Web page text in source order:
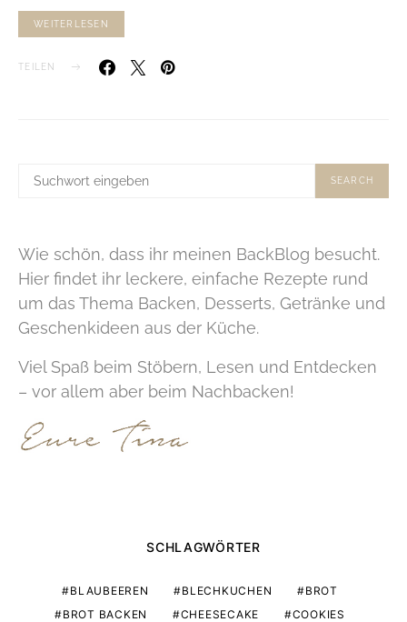
WEITERLESEN
TEILEN
SUCHE
SEARCH
Wie schön, dass ihr meinen BackBlog besucht.
Hier findet ihr leckere, einfache Rezepte rund
um das Thema Backen, Desserts, Getränke und
Geschenkideen aus der Küche.
Viel Spaß beim Stöbern, Lesen und Entdecken
– vor allem aber beim Nachbacken!
SCHLAGWÖRTER
BLAUBEEREN BLECHKUCHEN
BROT
BROT BACKEN
CHEESECAKE
COOKIES